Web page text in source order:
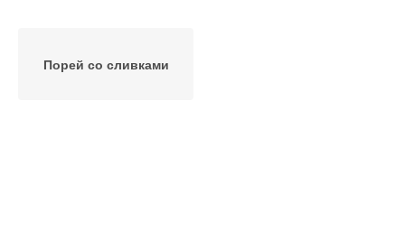
Порей со сливками